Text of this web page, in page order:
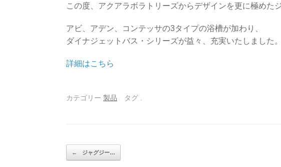
この度、アクアラボラトリーズからデザインを更に極めた
アビ、アデン、コンテッサの3タイプの浴槽が加わり、
ダイナジェットバス・シリーズが益々、充実いたしました。
詳細はこちら
カテゴリー 製品 タグ .
投稿ナビゲーション
← ジャグジー…